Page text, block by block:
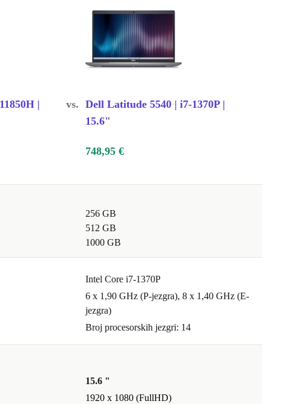
|
vs. Dell Latitude 5540 | i7-1370P |
15.6"
748,95 €
256 GB
512 GB
1000 GB
Intel Core i7-1370P
6 x 1,90 GHz (P-jezgra), 8 x 1,40 GHz (E-
jezgra)
Broj procesorskih jezgri: 14
15.6 "
1920 x 1080 (FullHD)